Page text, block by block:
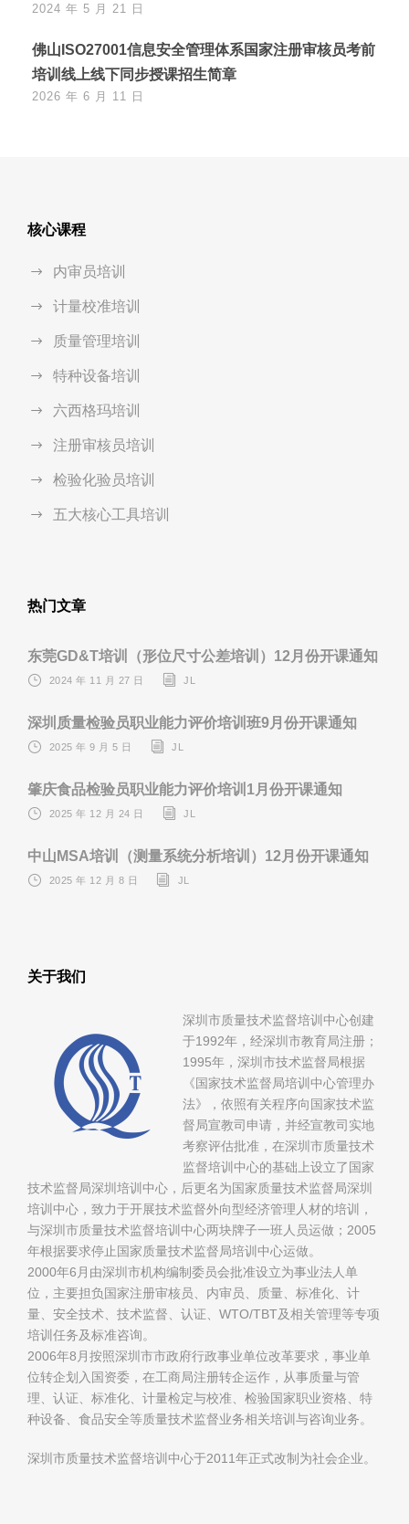
2024 年 5 月 21 日
佛山ISO27001信息安全管理体系国家注册审核员考前
培训线上线下同步授课招生简章
2026 年 6 月 11 日
核心课程
内审员培训
计量校准培训
质量管理培训
特种设备培训
六西格玛培训
注册审核员培训
检验化验员培训
五大核心工具培训
热门文章
东莞GD&T培训（形位尺寸公差培训）12月份开课通知
2024 年 11 月 27 日 JL
深圳质量检验员职业能力评价培训班9月份开课通知
2025 年 9 月 5 日 JL
肇庆食品检验员职业能力评价培训1月份开课通知
2025 年 12 月 24 日 JL
中山MSA培训（测量系统分析培训）12月份开课通知
2025 年 12 月 8 日 JL
关于我们
深圳市质量技术监督培训中心创建
于1992年，经深圳市教育局注册；
1995年，深圳市技术监督局根据
《国家技术监督局培训中心管理办
法》，依照有关程序向国家技术监
督局宣教司申请，并经宣教司实地
考察评估批准，在深圳市质量技术
监督培训中心的基础上设立了国家
技术监督局深圳培训中心，后更名为国家质量技术监督局深圳
培训中心，致力于开展技术监督外向型经济管理人材的培训，
与深圳市质量技术监督培训中心两块牌子一班人员运做；2005
年根据要求停止国家质量技术监督局培训中心运做。
2000年6月由深圳市机构编制委员会批准设立为事业法人单
位，主要担负国家注册审核员、内审员、质量、标准化、计
量、安全技术、技术监督、认证、WTO/TBT及相关管理等专项
培训任务及标准咨询。
2006年8月按照深圳市市政府行政事业单位改革要求，事业单
位转企划入国资委，在工商局注册转企运作，从事质量与管
理、认证、标准化、计量检定与校准、检验国家职业资格、特
种设备、食品安全等质量技术监督业务相关培训与咨询业务。
深圳市质量技术监督培训中心于2011年正式改制为社会企业。